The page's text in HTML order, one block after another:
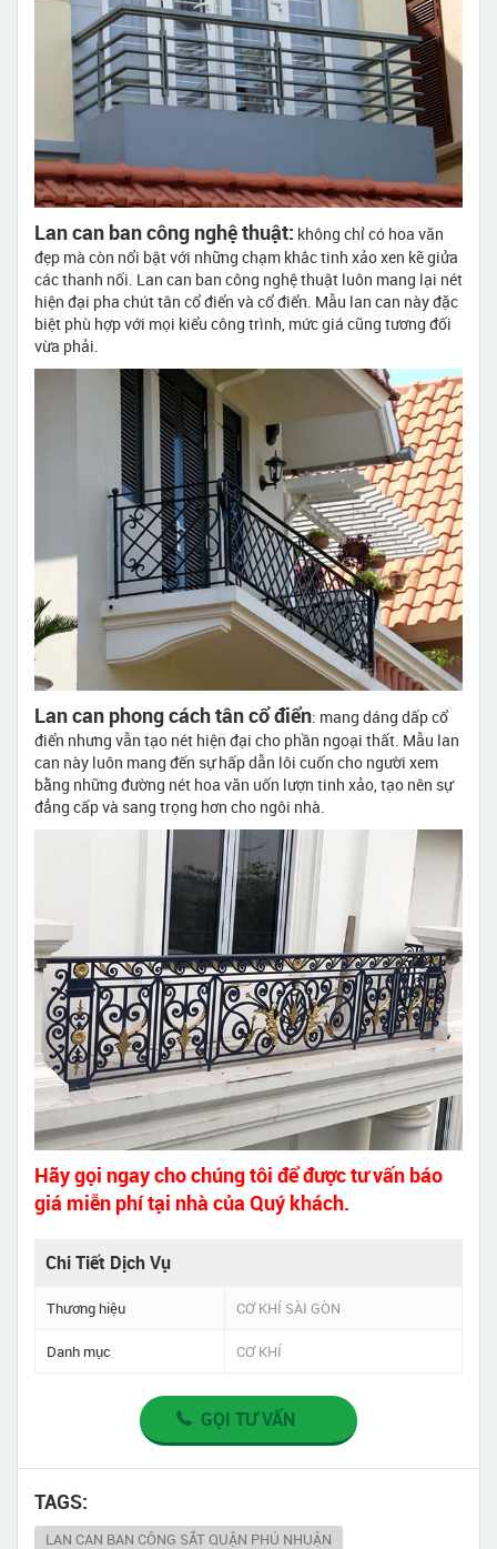
Lan can ban công nghệ thuật: không chỉ có hoa văn
đẹp mà còn nổi bật với những chạm khắc tinh xảo xen kẽ giửa
các thanh nối. Lan can ban công nghệ thuật luôn mang lại nét
hiện đại pha chút tân cổ điển và cổ điển. Mẫu lan can này đặc
biệt phù hợp với mọi kiểu công trình, mức giá cũng tương đối
vừa phải.
Lan can phong cách tân cổ điển: mang dáng dấp cổ
điển nhưng vẫn tạo nét hiện đại cho phần ngoại thất. Mẫu lan
can này luôn mang đến sự hấp dẫn lôi cuốn cho người xem
bằng những đường nét hoa văn uốn lượn tinh xảo, tạo nên sự
đẳng cấp và sang trọng hơn cho ngôi nhà.
Hãy gọi ngay cho chúng tôi để được tư vấn báo
giá miễn phí tại nhà của Quý khách.
Chi Tiết Dịch Vụ
Thương hiệu CƠ KHÍ SÀI GÒN
Danh mục CƠ KHÍ
GỌI TƯ VẤN
TAGS:
LAN CAN BAN CÔNG SẮT QUẬN PHÚ NHUẬN